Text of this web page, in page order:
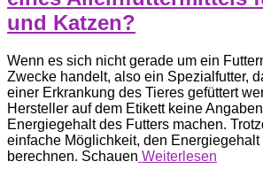
und Katzen?
Wenn es sich nicht gerade um ein
Zwecke handelt, also ein Spezialfutter,
einer Erkrankung des Tieres gefüttert
Hersteller auf dem Etikett keine
Energiegehalt des Futters machen.
einfache Möglichkeit, den Energiegehalt
berechnen. Schauen Weiterlesen